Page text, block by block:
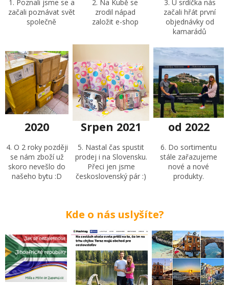
1. Poznali jsme se a
začali poznávat svět
společně
2. Na Kubě se
zrodil nápad
založit e-shop
3. U srdíčka nás
začali hřát první
objednávky od
kamarádů
2020 Srpen 2021 od 2022
4. O 2 roky později
se nám zboží už
skoro nevešlo do
našeho bytu :D
5. Nastal čas spustit
prodej i na Slovensku.
Přeci jen jsme
československý pár :)
6. Do sortimentu
stále zařazujeme
nové a nové
produkty.
Kde o nás uslyšíte?